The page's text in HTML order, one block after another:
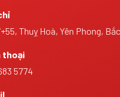
Thuỵ Hoà, Yên Phong,
thoại
5774